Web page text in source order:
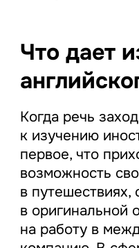
Что дает
Когда речь
к изучению
первое, что
возможность
в
в оригинальной
на работу в